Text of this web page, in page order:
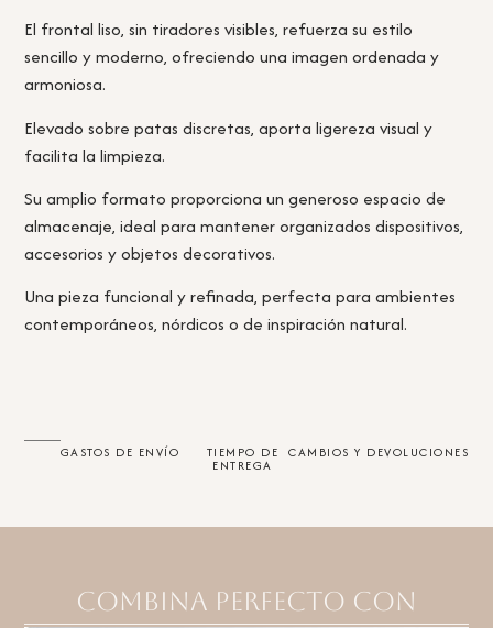
El frontal liso, sin tiradores visibles, refuerza su estilo
sencillo y moderno, ofreciendo una imagen ordenada y
armoniosa.
Elevado sobre patas discretas, aporta ligereza visual y
facilita la limpieza.
Su amplio formato proporciona un generoso espacio de
almacenaje, ideal para mantener organizados dispositivos,
accesorios y objetos decorativos.
Una pieza funcional y refinada, perfecta para ambientes
contemporáneos, nórdicos o de inspiración natural.
GASTOS DE ENVÍO TIEMPO DE
ENTREGA
CAMBIOS Y DEVOLUCIONES
Combina perfecto con